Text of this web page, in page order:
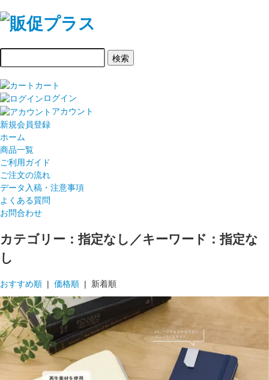
カート
ログイン
アカウント
新規会員登録
ホーム
商品一覧
ご利用ガイド
ご注文の流れ
データ入稿・注意事項
よくある質問
お問合わせ
カテゴリー：指定なし／キーワード：指定な
し
おすすめ順 | 価格順 | 新着順